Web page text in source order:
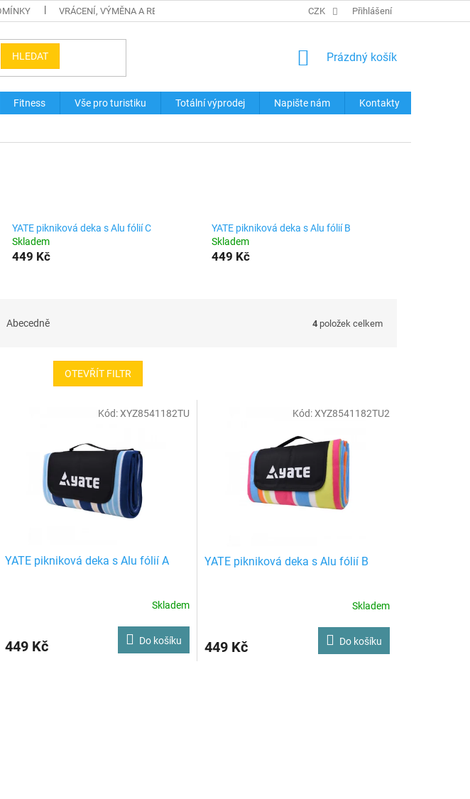
VRÁCENÍ, VÝMĚNA A REKLAMACE ZBOŽÍ TABULKY VELIKOSTÍ
CZK Přihlášení
HLEDAT
NÁKUPNÍ
Prázdný košík
Fitness Vše pro turistiku Totální výprodej Napište nám Kontakty
YATE pikniková deka s Alu fólií C
Skladem
449 Kč
YATE pikniková deka s Alu fólií B
Skladem
449 Kč
Abecedně 4 položek celkem
OTEVŘÍT FILTR
YATE pikniková deka s Alu fólií A
Skladem
449 Kč Do košíku
Kód:XYZ8541182TU
YATE pikniková deka s Alu fólií B
Skladem
449 Kč Do košíku
Kód:XYZ8541182TU2